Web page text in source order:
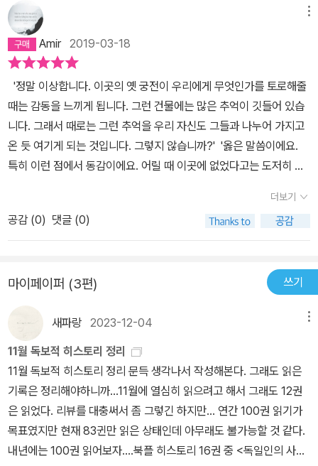
Amir2019-03-18
'정말 이상합니다. 이곳의 옛 궁전이 우리에게 무엇인가를 토로해줄
때는 감동을 느끼게 됩니다. 그런 건물에는 많은 추억이 깃들어 있습
니다. 그래서 때로는 그런 추억을 우리 자신도 그들과 나누어 가지고
온 듯 여기게 되는 것입니다. 그렇지 않습니까?' '옳은 말씀이에요.
특히 이런 점에서 동감이에요. 어릴 때 이곳에 없었다고는 도저히 생
은 데 있을 때, 저는 곧잘 누군가를 살며시 불러 세우고 이런 말을 하
지 않고는 견딜 수가 없을 것 같은 때가 있어요. '어렸을 때 저는 여기
서 늘 놀았지요.'라고. 그리고 또 '이 교회에 기도하러 왔었지요'라든
요.' - 대화 '어린 시절은 모든 것에서 해방된 독립된 하나의 왕국이
에요. 왕이 존재하는 유일한 나라지요. 그런데 왜 사람들은 이 나라에
서 추방되어야만 할까요? 왜 이 나라에서 나이를 먹고 성숙할 수가
없을까요? ...... 왜 남들이 믿고 있는 것과 타협을 해야 할까요? 순진
하고 굳건한 어린이의 신뢰감에서 나오는 것보다도 그것이 더 진리라
는 말인가요? 저는 지금도 기억할 수 있어요. 그 무렵에는 무엇이든
저마다 특별한 의미를 가지고 있었어요. 그리고 헤아릴 수 없이 많은
것이 있었어요. 어느 하나가 다른 것보다 더 가치 있지는 않았어요. 모
든 것이 평등했지요. 모든 것이 유일무이한 것으로 존재할 수 있었고,
더보기
공감 (0) 댓글 (0)
마이페이퍼 (3편) 쓰기
새파랑 2023-12-04
11월 독보적 히스토리 정리
11월 독보적 히스토리 정리 문득 생각나서 작성해본다. 그래도 읽은
기록은 정리해야하니까...11월에 열심히 읽으려고 해서 그래도 12권
은 읽었다. 리뷰를 대충써서 좀 그렇긴 하지만... 연간 100권 읽기가
목표였지만 현재 83귄만 읽은 상태인데 아무래도 불가능할 것 같다.
내년에는 100권 읽어보자....북플 히스토리 16권 중 <독일인의 사랑